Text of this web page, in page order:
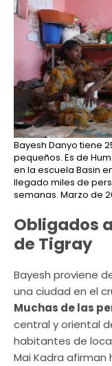
Bayesh Danyo tiene
pequeños. Es de
en la escuela Basin
llegado miles de
semanas. Marzo de
Obligados
de Tigray
Bayesh proviene
una ciudad en el
Muchas de las
central y oriental
habitantes de
Mai Kadra afirman